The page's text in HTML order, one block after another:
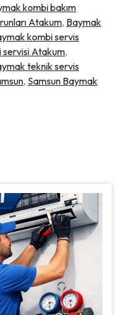
kombi bakım
Atakum, Baymak
kombi servis
servisi Atakum,
teknik servis
, Samsun Baymak